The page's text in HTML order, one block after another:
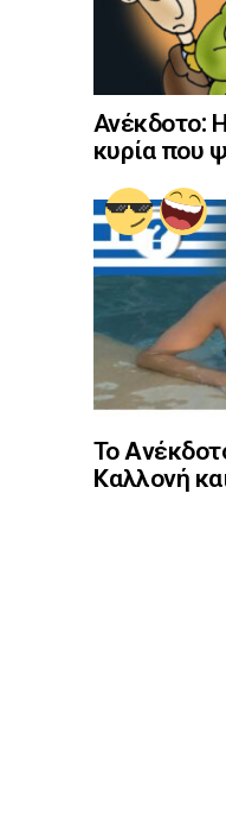
Ανέκδοτο:
κυρία που
Το
Kαλλονή